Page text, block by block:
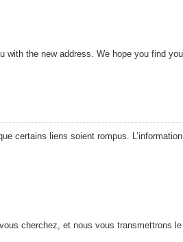
with the new address. We hope you find
certains liens soient rompus.
cherchez, et nous vous transmettrons